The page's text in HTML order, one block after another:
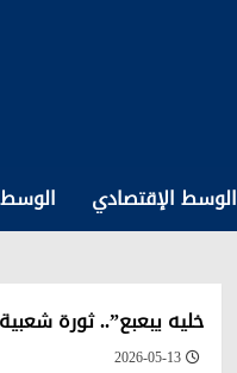
الوسط الإقتصادي
خليه يبعبع”.. ثورة
2026-05-13